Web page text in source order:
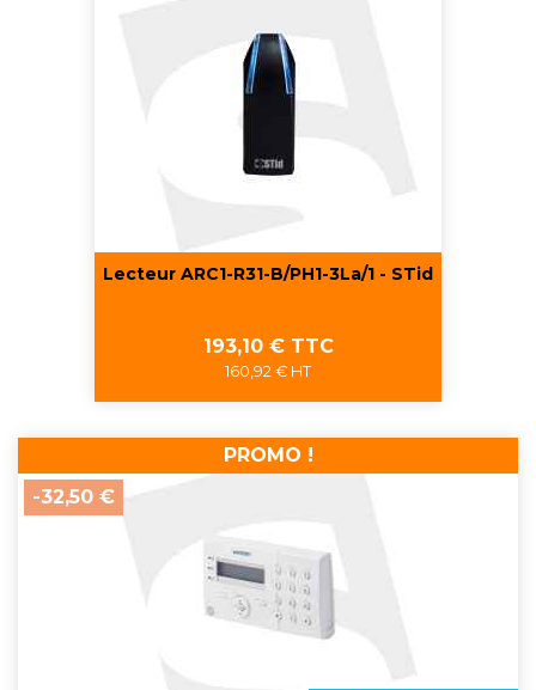
Lecteur ARC1-R31-B/PH1-3La/1 - STid
Prix
193,10 € TTC
160,92 € HT
PROMO !
-32,50 €